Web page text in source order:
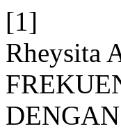
[1]
Rheysita